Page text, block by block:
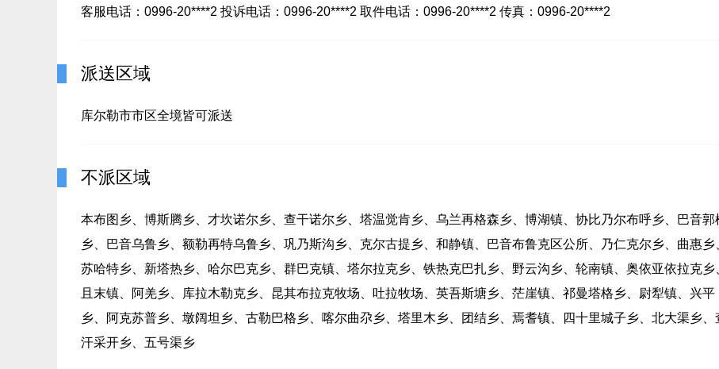
客服电话：0996-20****2 投诉电话：0996-20****2 取件电话：0996-20****2 传真：0996-20****2
派送区域
库尔勒市市区全境皆可派送
不派区域
本布图乡、博斯腾乡、才坎诺尔乡、查干诺尔乡、塔温觉肯乡、乌兰再格森乡、博湖镇、协比乃尔布呼乡、巴音郭
乡、巴音乌鲁乡、额勒再特乌鲁乡、巩乃斯沟乡、克尔古提乡、和静镇、巴音布鲁克区公所、乃仁克尔乡、曲惠乡
苏哈特乡、新塔热乡、哈尔巴克乡、群巴克镇、塔尔拉克乡、铁热克巴扎乡、野云沟乡、轮南镇、奥依亚依拉克乡
且末镇、阿羌乡、库拉木勒克乡、昆其布拉克牧场、吐拉牧场、英吾斯塘乡、茫崖镇、祁曼塔格乡、尉犁镇、兴平
乡、阿克苏普乡、墩阔坦乡、古勒巴格乡、喀尔曲尕乡、塔里木乡、团结乡、焉耆镇、四十里城子乡、北大渠乡、
汗采开乡、五号渠乡